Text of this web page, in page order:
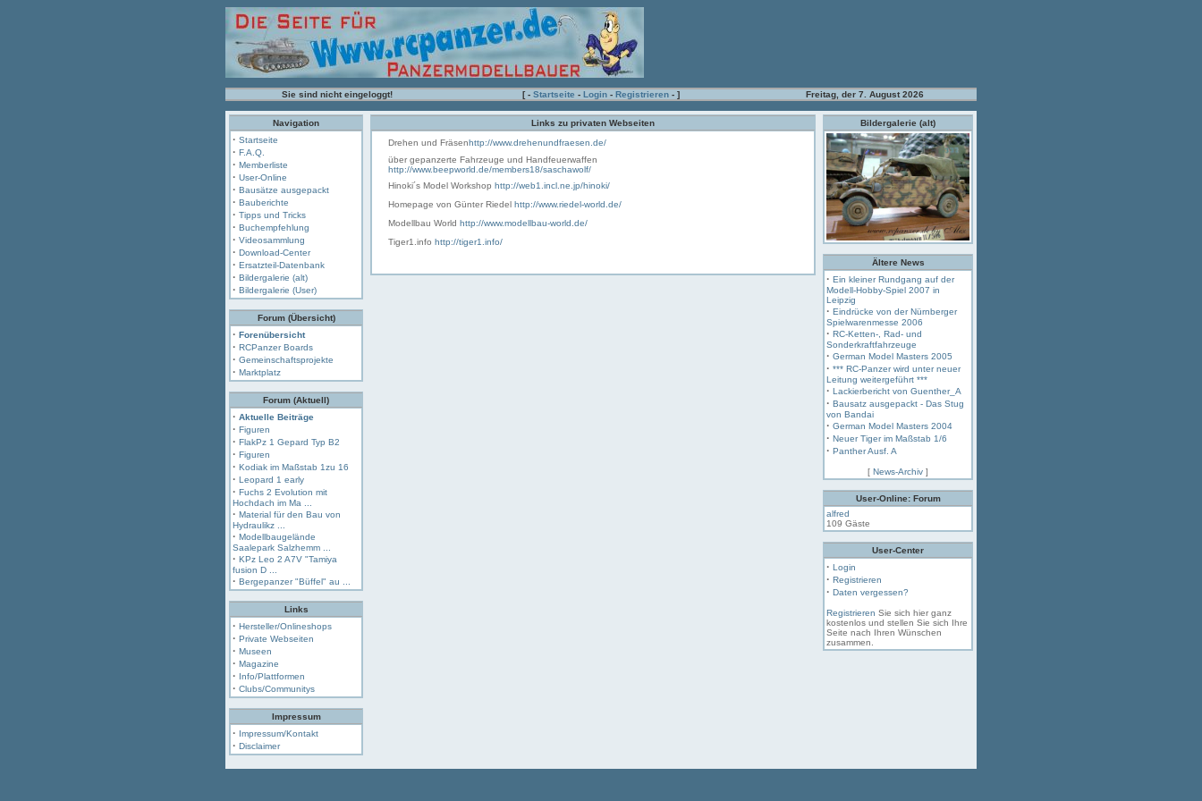
Sie sind nicht eingeloggt! [ - Startseite - Login - Registrieren - ] Freitag, der 7. August 2026
Navigation
· Startseite
· F.A.Q.
· Memberliste
· User-Online
· Bausätze ausgepackt
· Bauberichte
· Tipps und Tricks
· Buchempfehlung
· Videosammlung
· Download-Center
· Ersatzteil-Datenbank
· Bildergalerie (alt)
· Bildergalerie (User)
Forum (Übersicht)
· Forenübersicht
· RCPanzer Boards
· Gemeinschaftsprojekte
· Marktplatz
Forum (Aktuell)
· Aktuelle Beiträge
· Figuren
· FlakPz 1 Gepard Typ B2
· Figuren
· Kodiak im Maßstab 1zu 16
· Leopard 1 early
· Fuchs 2 Evolution mit
Hochdach im Ma ...
· Material für den Bau von
Hydraulikz ...
· Modellbaugelände
Saalepark Salzhemm ...
· KPz Leo 2 A7V "Tamiya
fusion D ...
· Bergepanzer "Büffel" au ...
Links
· Hersteller/Onlineshops
· Private Webseiten
· Museen
· Magazine
· Info/Plattformen
· Clubs/Communitys
Impressum
· Impressum/Kontakt
· Disclaimer
Links zu privaten Webseiten
Drehen und Fräsenhttp://www.drehenundfraesen.de/
über gepanzerte Fahrzeuge und Handfeuerwaffen
http://www.beepworld.de/members18/saschawolf/
Hinoki´s Model Workshop http://web1.incl.ne.jp/hinoki/
Homepage von Günter Riedel http://www.riedel-world.de/
Modellbau World http://www.modellbau-world.de/
Tiger1.info http://tiger1.info/
Bildergalerie (alt)
Ältere News
· Ein kleiner Rundgang auf der
Modell-Hobby-Spiel 2007 in
Leipzig
· Eindrücke von der Nürnberger
Spielwarenmesse 2006
· RC-Ketten-, Rad- und
Sonderkraftfahrzeuge
· German Model Masters 2005
· *** RC-Panzer wird unter neuer
Leitung weitergeführt ***
· Lackierbericht von Guenther_A
· Bausatz ausgepackt - Das Stug
von Bandai
· German Model Masters 2004
· Neuer Tiger im Maßstab 1/6
· Panther Ausf. A
[ News-Archiv ]
User-Online: Forum
alfred
109 Gäste
User-Center
· Login
· Registrieren
· Daten vergessen?
Registrieren Sie sich hier ganz
kostenlos und stellen Sie sich Ihre
Seite nach Ihren Wünschen
zusammen.